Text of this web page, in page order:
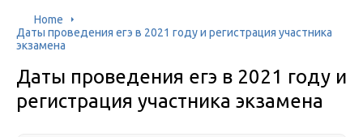
Home
Даты проведения егэ в 2021 году и регистрация участника
экзамена
Даты проведения егэ в 2021 году и
регистрация участника экзамена